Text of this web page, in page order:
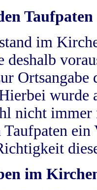
Taufpaten
im
wurde
nicht
im